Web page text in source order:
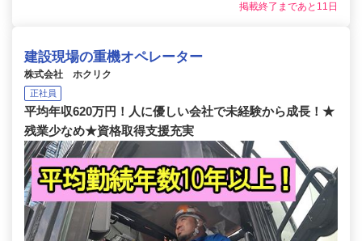
掲載終了まであと11日
建設現場の重機オペレーター
株式会社 ホクリク
正社員
平均年収620万円！人に優しい会社で未経験から成長！★
残業少なめ★資格取得支援充実